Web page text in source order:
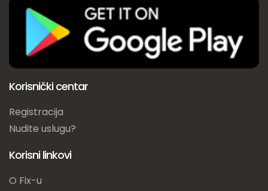
Korisnički centar
Registracija
Nudite uslugu?
Korisni linkovi
O Fix-u